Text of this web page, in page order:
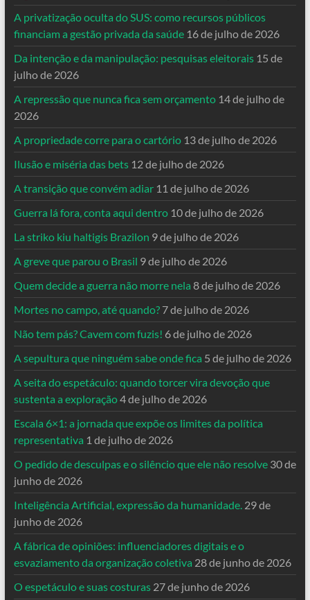
A privatização oculta do SUS: como recursos públicos
financiam a gestão privada da saúde 16 de julho de 2026
Da intenção e da manipulação: pesquisas eleitorais 15 de
julho de 2026
A repressão que nunca fica sem orçamento 14 de julho de
2026
A propriedade corre para o cartório 13 de julho de 2026
Ilusão e miséria das bets 12 de julho de 2026
A transição que convém adiar 11 de julho de 2026
Guerra lá fora, conta aqui dentro 10 de julho de 2026
La striko kiu haltigis Brazilon 9 de julho de 2026
A greve que parou o Brasil 9 de julho de 2026
Quem decide a guerra não morre nela 8 de julho de 2026
Mortes no campo, até quando? 7 de julho de 2026
Não tem pás? Cavem com fuzis! 6 de julho de 2026
A sepultura que ninguém sabe onde fica 5 de julho de 2026
A seita do espetáculo: quando torcer vira devoção que
sustenta a exploração4 de julho de 2026
Escala 6×1: a jornada que expõe os limites da política
representativa 1 de julho de 2026
O pedido de desculpas e o silêncio que ele não resolve 30 de
junho de 2026
Inteligência Artificial, expressão da humanidade. 29 de
junho de 2026
A fábrica de opiniões: influenciadores digitais e o
esvaziamento da organização coletiva 28 de junho de 2026
O espetáculo e suas costuras 27 de junho de 2026